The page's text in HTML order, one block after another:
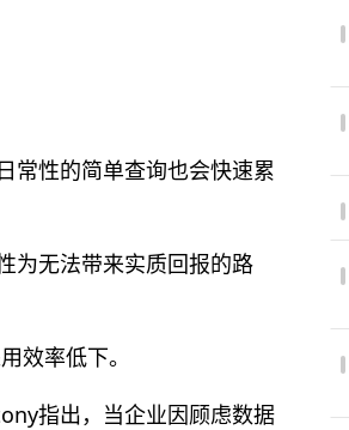
常性的简单查询也会快速累
为无法带来实质回报的路
效率低下。
指出，当企业因顾虑数据